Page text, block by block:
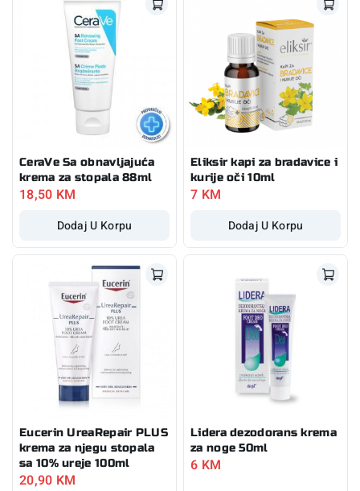
CeraVe Sa obnavljajuća
krema za stopala 88ml
18,50 KM
Dodaj U Korpu
Eliksir kapi za bradavice i
kurije oči 10ml
7 KM
Dodaj U Korpu
Eucerin UreaRepair PLUS
krema za njegu stopala
sa 10% ureje 100ml
20,90 KM
Lidera dezodorans krema
za noge 50ml
6 KM